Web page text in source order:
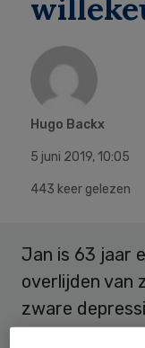
Hugo Backx
5 juni 2019, 10:05
443 keer gelezen
Jan is 63 jaar
overlijden van
zware